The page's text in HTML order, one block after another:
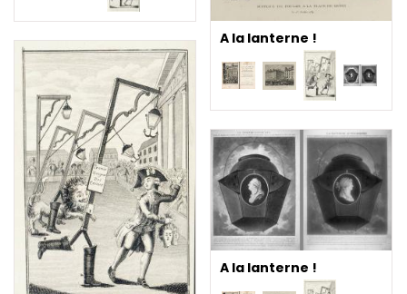
A la lanterne !
A la lanterne !